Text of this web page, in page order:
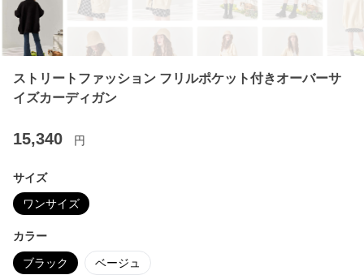
ストリートファッション フリルポケット付きオーバーサ
イズカーディガン
15,340 円
サイズ
ワンサイズ
カラー
ブラック ベージュ